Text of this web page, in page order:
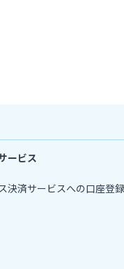
ービス
決済サービスへの口座登